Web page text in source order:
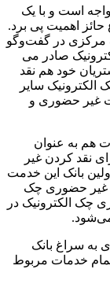
است و با یک
اهمیت پی برد.
مرکزی در گفت‌وگو
صادر می
خود هم نقد
الکترونیک سایر
غیر حضوری و
هم به عنوان
نقد کردن غیر
بانک این خدمت
غیر حضوری چک
چک الکترونیک در
می‌شود.
به سراغ بانک
خدمات مربوط